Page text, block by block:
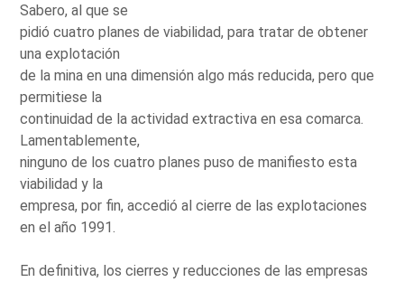
Sabero, al que se
pidió cuatro planes de viabilidad, para tratar de obtener
una explotación
de la mina en una dimensión algo más reducida, pero que
permitiese la
continuidad de la actividad extractiva en esa comarca.
Lamentablemente,
ninguno de los cuatro planes puso de manifiesto esta
viabilidad y la
empresa, por fin, accedió al cierre de las explotaciones
en el año 1991.
En definitiva, los cierres y reducciones de las empresas